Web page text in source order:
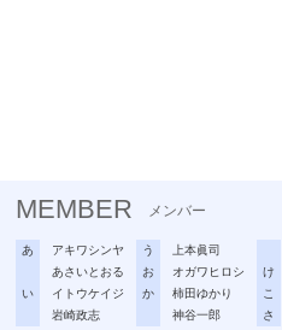
MEMBER メンバー
あ
アキワシンヤ
あさいとおる
い
イトウケイジ
岩崎政志
う
上本眞司
お
オガワヒロシ
か
柿田ゆかり
神谷一郎
け
こ
さ